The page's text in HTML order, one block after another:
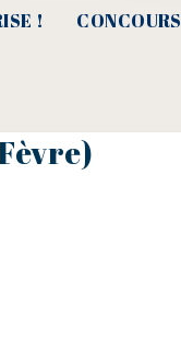
! CONCOURS